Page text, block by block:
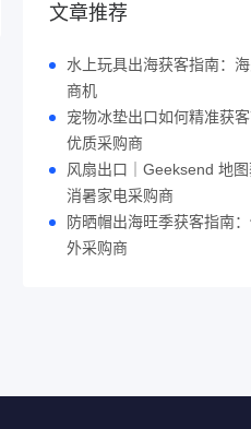
文章推荐
水上玩具出海获客指南：
商机
宠物冰垫出口如何精准获
优质采购商
风扇出口｜Geeksend 地
消暑家电采购商
防晒帽出海旺季获客指南
外采购商